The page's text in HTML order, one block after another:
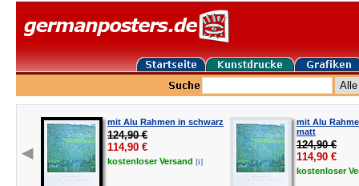
mit Alu Rahmen in schwarz
124,90 €
114,90 €
kostenloserVersand [i]
mit Alu
matt
124,90 €
114,90 €
kostenloser